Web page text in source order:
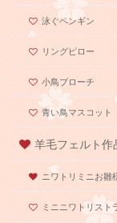
泳ぐペンギン
リングピロー
小鳥ブローチ
青い鳥マスコット
羊毛フェルト作
ニワトリミニお雛
ミニニワトリスト